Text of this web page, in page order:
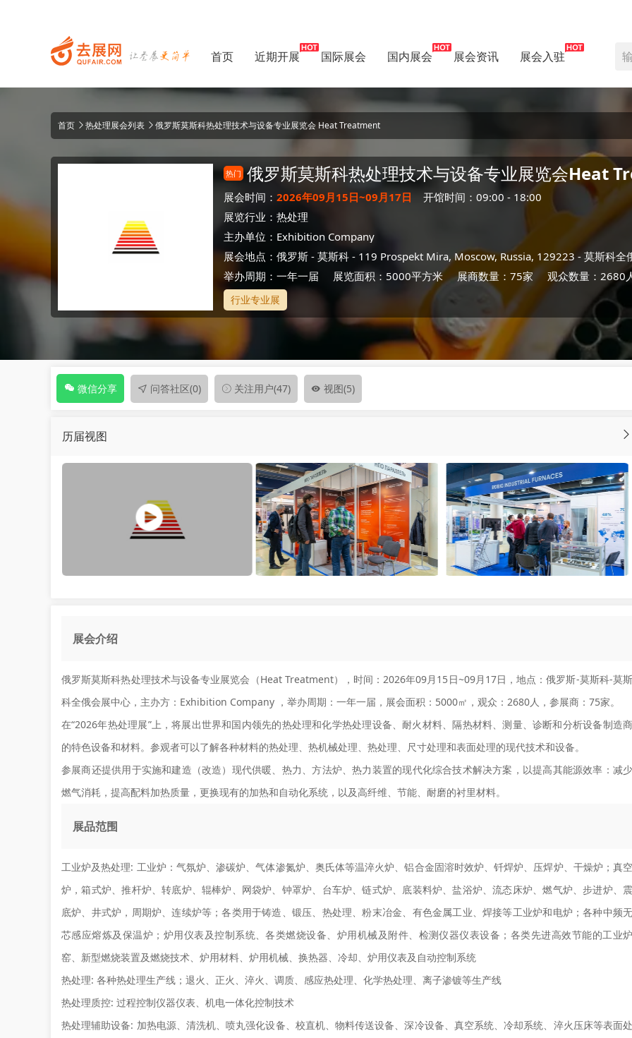
首页 近期开展 国际展会 国内展会 展会资讯 展会入驻
首页 热处理展会列表 俄罗斯莫斯科热处理技术与设备专业展览会 Heat Treatment
热门 俄罗斯莫斯科热处理技术与设备专业展览会Heat
展会时间： 2026年09月15日~09月17日
开馆时间：09:00 - 18:00
展览行业： 热处理
主办单位： Exhibition Company
展会地点： 俄罗斯 - 莫斯科 - 119 Prospekt Mira, Moscow, Russia, 129223 - 莫斯科全
举办周期：一年一届
展览面积：5000平方米 展商数量：75家 观众数量：2680
行业专业展
微信分享 问答社区(0) 关注用户(47) 视图(5)
历届视图
展会介绍
俄罗斯莫斯科热处理技术与设备专业展览会（Heat Treatment），时间：2026年09月15日~09月17日，地点：俄罗斯-莫斯科-莫斯
科全俄会展中心，主办方：Exhibition Company ，举办周期：一年一届，展会面积：5000㎡，观众：2680人，参展商：75家。
在“2026年热处理展”上，将展出世界和国内领先的热处理和化学热处理设备、耐火材料、隔热材料、测量、诊断和分析设备制造商
的特色设备和材料。参观者可以了解各种材料的热处理、热机械处理、热处理、尺寸处理和表面处理的现代技术和设备。
参展商还提供用于实施和建造（改造）现代供暖、热力、方法炉、热力装置的现代化综合技术解决方案，以提高其能源效率：减少
燃气消耗，提高配料加热质量，更换现有的加热和自动化系统，以及高纤维、节能、耐磨的衬里材料。
展品范围
工业炉及热处理: 工业炉：气氛炉、渗碳炉、气体渗氮炉、奥氏体等温淬火炉、铝合金固溶时效炉、钎焊炉、压焊炉、干燥炉；真空
炉，箱式炉、推杆炉、转底炉、辊棒炉、网袋炉、钟罩炉、台车炉、链式炉、底装料炉、盐浴炉、流态床炉、燃气炉、步进炉、震
底炉、井式炉，周期炉、连续炉等；各类用于铸造、锻压、热处理、粉末冶金、有色金属工业、焊接等工业炉和电炉；各种中频无
芯感应熔炼及保温炉；炉用仪表及控制系统、各类燃烧设备、炉用机械及附件、检测仪器仪表设备；各类先进高效节能的工业炉
窑、新型燃烧装置及燃烧技术、炉用材料、炉用机械、换热器、冷却、炉用仪表及自动控制系统
热处理: 各种热处理生产线；退火、正火、淬火、调质、感应热处理、化学热处理、离子渗镀等生产线
热处理质控: 过程控制仪器仪表、机电一体化控制技术
热处理辅助设备: 加热电源、清洗机、喷丸强化设备、校直机、物料传送设备、深冷设备、真空系统、冷却系统、淬火压床等表面处